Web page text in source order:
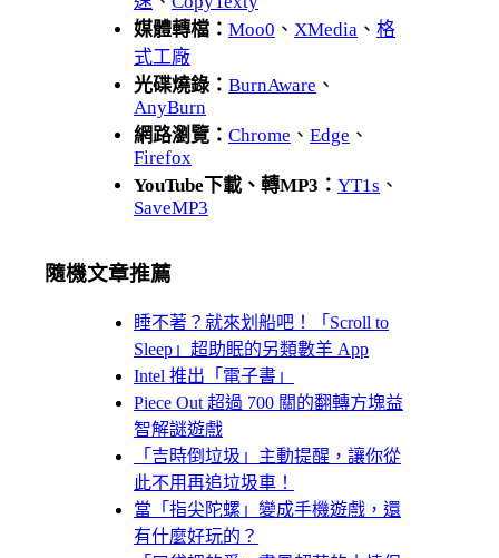
媒體轉檔： Moo0 、 XMedia 、 格
式工廠
光碟燒錄： BurnAware 、
AnyBurn
網路瀏覽： Chrome 、 Edge 、
Firefox
YouTube下載、轉MP3： YT1s 、
SaveMP3
隨機文章推薦
睡不著？就來划船吧！「Scroll to
Sleep」超助眠的另類數羊 App
Intel 推出「電子書」
Piece Out 超過 700 關的翻轉方塊益
智解謎遊戲
「吉時倒垃圾」主動提醒，讓你從
此不用再追垃圾車！
當「指尖陀螺」變成手機遊戲，還
有什麼好玩的？